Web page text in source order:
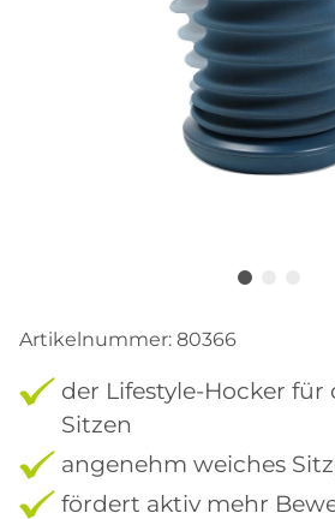
Artikelnummer: 80366
der Lifestyle-Hocker für
Sitzen
angenehm weiches
fördert aktiv mehr